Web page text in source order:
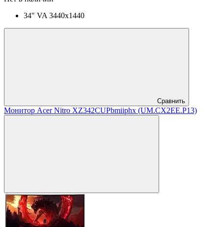
34" VA 3440x1440
Сравнить
Монитор Acer Nitro XZ342CUPbmiiphx (UM.CX2EE.P13)